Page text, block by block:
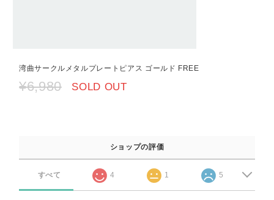
湾曲サークルメタルプレートピアス ゴールド FREE
¥6,980 SOLD OUT
ショップの評価
すべて 4 1 5